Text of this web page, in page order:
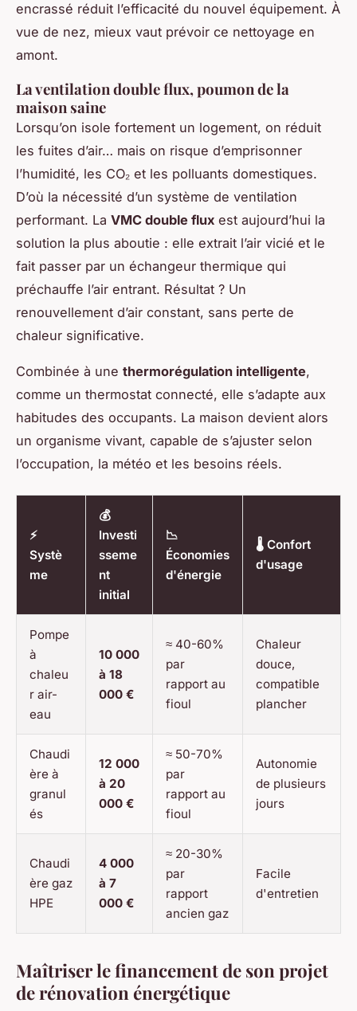
encrassé réduit l’efficacité du nouvel équipement. À
vue de nez, mieux vaut prévoir ce nettoyage en
amont.
La ventilation double flux, poumon de la
maison saine
Lorsqu’on isole fortement un logement, on réduit
les fuites d’air… mais on risque d’emprisonner
l’humidité, les CO₂ et les polluants domestiques.
D’où la nécessité d’un système de ventilation
performant. La VMC double flux est aujourd’hui la
solution la plus aboutie : elle extrait l’air vicié et le
fait passer par un échangeur thermique qui
préchauffe l’air entrant. Résultat ? Un
renouvellement d’air constant, sans perte de
chaleur significative.
Combinée à une thermorégulation intelligente,
comme un thermostat connecté, elle s’adapte aux
habitudes des occupants. La maison devient alors
un organisme vivant, capable de s’ajuster selon
l’occupation, la météo et les besoins réels.
⚡
Systè
me
💰
Investi
sseme
nt
initial
📉
Économies
d'énergie
🌡️ Confort
d'usage
Pompe
à
chaleu
r air-
eau
10 000
à 18
000 €
≈ 40-60%
par
rapport au
fioul
Chaleur
douce,
compatible
plancher
Chaudi
ère à
granul
és
12 000
à 20
000 €
≈ 50-70%
par
rapport au
fioul
Autonomie
de plusieurs
jours
Chaudi
ère gaz
HPE
4 000
à 7
000 €
≈ 20-30%
par
rapport
ancien gaz
Facile
d'entretien
Maîtriser le financement de son projet
de rénovation énergétique